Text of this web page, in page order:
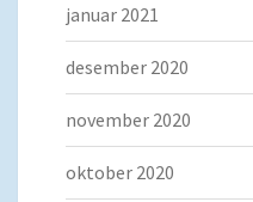
januar 2021
desember 2020
november 2020
oktober 2020